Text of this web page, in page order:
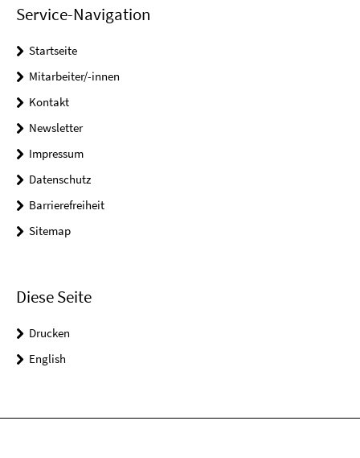
Service-Navigation
Startseite
Mitarbeiter/-innen
Kontakt
Newsletter
Impressum
Datenschutz
Barrierefreiheit
Sitemap
Diese Seite
Drucken
English